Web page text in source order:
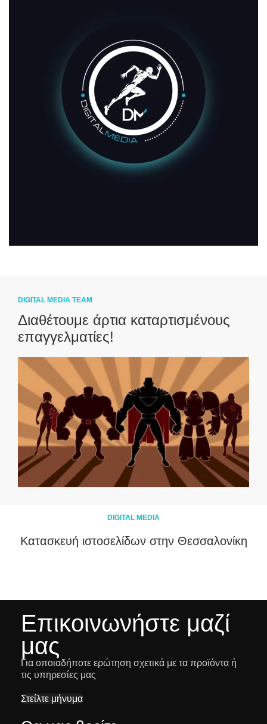
DIGITAL MEDIA TEAM
Διαθέτουμε άρτια καταρτισμένους
επαγγελματίες!
DIGITAL MEDIA
Κατασκευή ιστοσελίδων στην Θεσσαλονίκη
Επικοινωνήστε μαζί
μας
Για οποιαδήποτε ερώτηση σχετικά με τα προϊόντα ή
τις υπηρεσίες μας
Στείλτε μήνυμα